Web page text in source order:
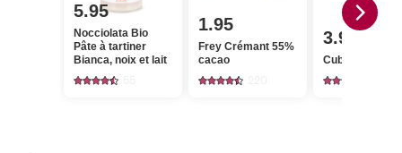
5.95
Nocciolata Bio
Pâte à tartiner
Bianca, noix et lait
1.95
Frey Crémant 55%
cacao
3.90